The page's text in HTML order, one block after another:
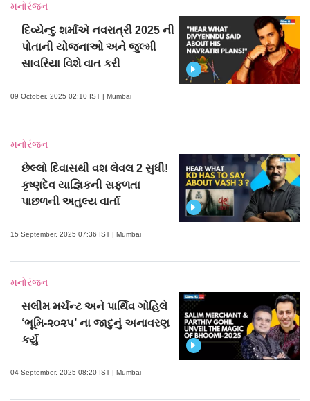
મનોરંજન
દિવ્યેન્દુ શર્માએ નવરાત્રી 2025 ની
પોતાની યોજનાઓ અને જુલ્મી
સાવરિયા વિશે વાત કરી
09 October, 2025 02:10 IST | Mumbai
મનોરંજન
છેલ્લો દિવાસથી વશ લેવલ 2 સુધી!
કૃષ્ણદેવ યાજ્ઞિકની સફળતા
પાછળની અતુલ્ય વાર્તા
15 September, 2025 07:36 IST | Mumbai
મનોરંજન
સલીમ મર્ચન્ટ અને પાર્થિવ ગોહિલે
‘ભૂમિ-૨૦૨૫’ ના જાદુનું અનાવરણ
કર્યું
04 September, 2025 08:20 IST | Mumbai